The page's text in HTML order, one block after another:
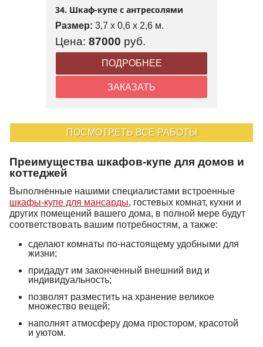
34. Шкаф-купе с антресолями
Размер: 3,7 x 0,6 x 2,6 м.
Цена: 87000 руб.
ПОДРОБНЕЕ
ЗАКАЗАТЬ
ПОСМОТРЕТЬ ВСЕ РАБОТЫ
Преимущества шкафов-купе для домов и
коттеджей
Выполненные нашими специалистами встроенные
шкафы-купе для мансарды, гостевых комнат, кухни и
других помещений вашего дома, в полной мере будут
соответствовать вашим потребностям, а также:
сделают комнаты по-настоящему удобными для
жизни;
придадут им законченный внешний вид и
индивидуальность;
позволят разместить на хранение великое
множество вещей;
наполнят атмосферу дома простором, красотой
и уютом.